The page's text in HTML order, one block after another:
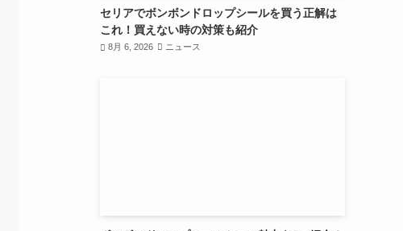
セリアでボンボンドロップシールを買う正解は
これ！買えない時の対策も紹介
8月 6, 2026 ニュース